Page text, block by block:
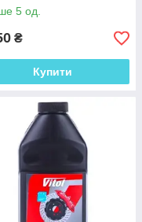
5 од.
₴
Купити